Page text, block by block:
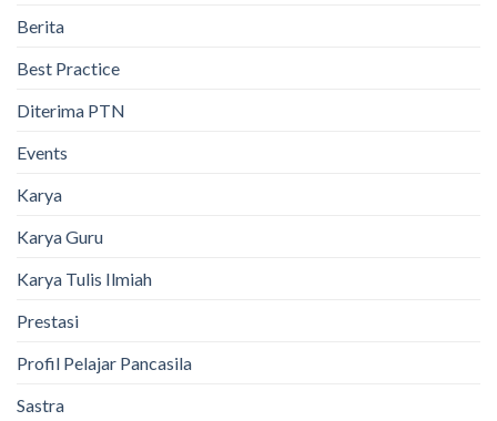
Berita
Best Practice
Diterima PTN
Events
Karya
Karya Guru
Karya Tulis Ilmiah
Prestasi
Profil Pelajar Pancasila
Sastra